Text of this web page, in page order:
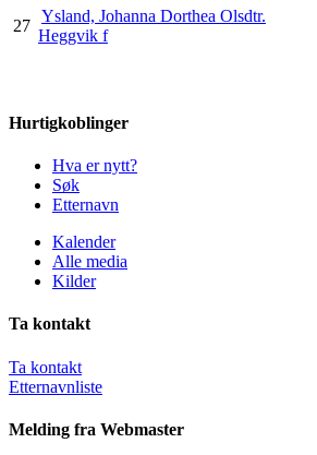
27
Ysland, Johanna Dorthea Olsdtr.
Heggvik f
Hurtigkoblinger
Hva er nytt?
Søk
Etternavn
Kalender
Alle media
Kilder
Ta kontakt
Ta kontakt
Etternavnliste
Melding fra Webmaster